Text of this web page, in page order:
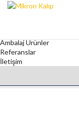
Anasayfa
Ambalaj Ürünler
Referanslar
İletişim